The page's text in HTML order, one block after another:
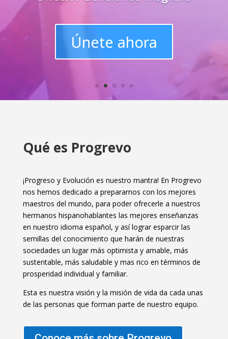
Qué es Progrevo
¡Progreso y Evolución es nuestro mantra! En Progrevo
nos hemos dedicado a prepararnos con los mejores
maestros del mundo, para poder ofrecerle a nuestros
hermanos hispanohablantes las mejores enseñanzas
en nuestro idioma español, y así lograr esparcir las
semillas del conocimiento que harán de nuestras
sociedades un lugar más optimista y amable, más
sustentable, más saludable y mas rico en términos de
prosperidad individual y familiar.
Esta es nuestra visión y la misión de vida da cada unas
de las personas que forman parte de nuestro equipo.